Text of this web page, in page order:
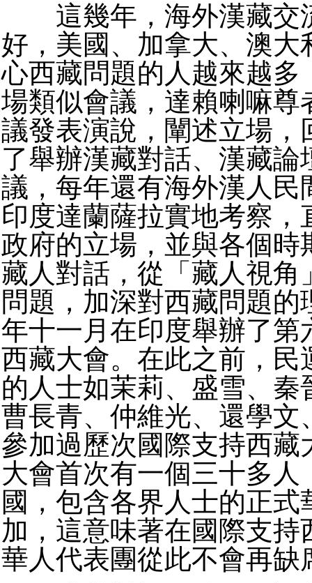
這幾年，海外漢藏交
好，美國、加拿大、澳大
心西藏問題的人越來越多
場類似會議，達賴喇嘛尊
議發表演說，闡述立場，
了舉辦漢藏對話、漢藏論
議，每年還有海外漢人民
印度達蘭薩拉實地考察，
政府的立場，並與各個時
藏人對話，從「藏人視角
問題，加深對西藏問題
年十一月在印度舉辦了第
西藏大會。在此之前，民
的人士如茉莉、盛雪、秦
曹長青、仲維光、還學文
參加過歷次國際支持西藏
大會首次有一個三十多人
國，包含各界人士的正式
加，這意味著在國際支持
華人代表團從此不會再缺